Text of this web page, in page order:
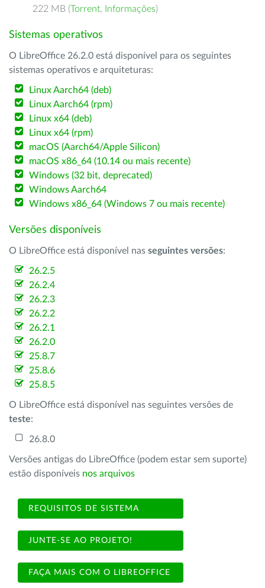
222 MB (Torrent, Informações)
Sistemas operativos
O LibreOffice 26.2.0 está disponível para os seguintes
sistemas operativos e arquiteturas:
Linux Aarch64 (deb)
Linux Aarch64 (rpm)
Linux x64 (deb)
Linux x64 (rpm)
macOS (Aarch64/Apple Silicon)
macOS x86_64 (10.14 ou mais recente)
Windows (32 bit, deprecated)
Windows Aarch64
Windows x86_64 (Windows 7 ou mais recente)
Versões disponíveis
O LibreOffice está disponível nas seguintes versões:
26.2.5
26.2.4
26.2.3
26.2.2
26.2.1
26.2.0
25.8.7
25.8.6
25.8.5
O LibreOffice está disponível nas seguintes versões de
teste:
26.8.0
Versões antigas do LibreOffice (podem estar sem suporte)
estão disponíveis nos arquivos
REQUISITOS DE SISTEMA
JUNTE-SE AO PROJETO!
FAÇA MAIS COM O LIBREOFFICE